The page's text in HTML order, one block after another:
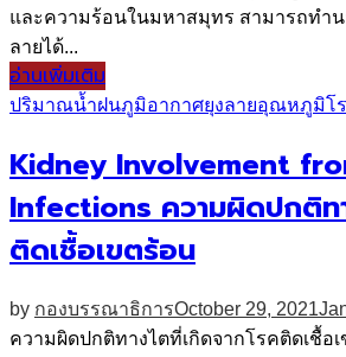
และความร้อนในมหาสมุทร สามารถทำน
ลายได้...
อ่านเพิ่มเติม
ปริมาณน้ำฝนภูมิอากาศยุงลายอุณหภูมิโ
Kidney Involvement
Infections ความผิดปกติท
ติดเชื้อเขตร้อน
by กองบรรณาธิการOctober 29, 2021
ความผิดปกติทางไตที่เกิดจากโรคติดเชื้อ